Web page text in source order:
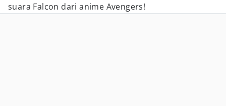
suara Falcon dari anime Avengers!